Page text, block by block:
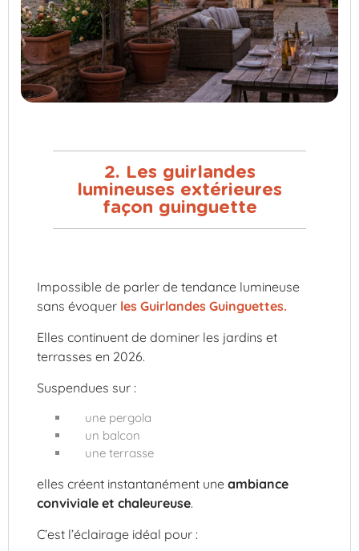
2. Les guirlandes
lumineuses extérieures
façon guinguette
Impossible de parler de tendance lumineuse
sans évoquer les Guirlandes Guinguettes.
Elles continuent de dominer les jardins et
terrasses en 2026.
Suspendues sur :
une pergola
un balcon
une terrasse
elles créent instantanément une ambiance
conviviale et chaleureuse.
C’est l’éclairage idéal pour :